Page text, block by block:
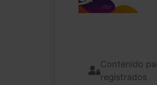
Contenido
registrados